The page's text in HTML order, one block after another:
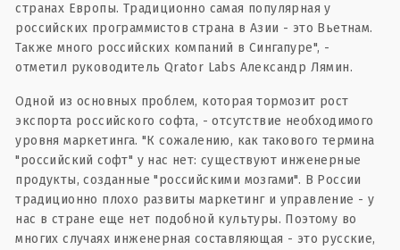
странах Европы. Традиционно самая популярная у
российских программистов страна в Азии - это Вьетнам.
Также много российских компаний в Сингапуре", -
отметил руководитель Qrator Labs Александр Лямин.
Одной из основных проблем, которая тормозит рост
экспорта российского софта, - отсутствие необходимого
уровня маркетинга. "К сожалению, как такового термина
"российский софт" у нас нет: существуют инженерные
продукты, созданные "российскими мозгами". В России
традиционно плохо развиты маркетинг и управление - у
нас в стране еще нет подобной культуры. Поэтому во
многих случаях инженерная составляющая - это русские,